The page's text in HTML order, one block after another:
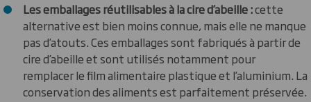
Les emballages réutilisables à la cire d’abeille :cette
alternative est bien moins connue, mais elle ne manque
pas d’atouts. Ces emballages sont fabriqués à partir de
cire d’abeille et sont utilisés notamment pour
remplacer le film alimentaire plastique et l’aluminium. La
conservation des aliments est parfaitement préservée.